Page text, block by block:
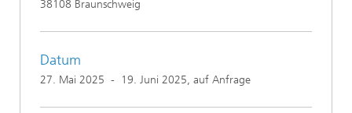
38108 Braunschweig
Datum
27. Mai 2025 - 19. Juni 2025, auf Anfrage